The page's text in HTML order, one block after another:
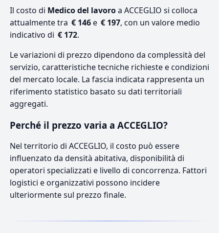
Il costo di Medico del lavoroa ACCEGLIO si colloca
attualmente tra € 146e € 197, con un valore medio
indicativo di € 172.
Le variazioni di prezzo dipendono da complessità del
servizio, caratteristiche tecniche richieste e condizioni
del mercato locale. La fascia indicata rappresenta un
riferimento statistico basato su dati territoriali
aggregati.
Perché il prezzo varia a ACCEGLIO?
Nel territorio di ACCEGLIO, il costo può essere
influenzato da densità abitativa, disponibilità di
operatori specializzati e livello di concorrenza. Fattori
logistici e organizzativi possono incidere
ulteriormente sul prezzo finale.